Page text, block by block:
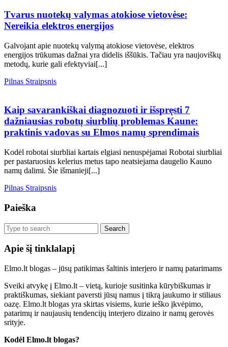
valymas
atokiose
vietovėse:
elektros
energijos
Tvarus nuotekų valymas atokiose vietovėse:
Nereikia elektros energijos
Galvojant apie nuotekų valymą atokiose vietovėse, elektros
energijos trūkumas dažnai yra didelis iššūkis. Tačiau yra naujoviškų
metodų, kurie gali efektyviai[...]
Pilnas StraipsnisPilnas
diagnozuoti
ir
išspręsti
7
robotų
siurblių
problemas
praktinis
su
namų
sprendimais
Kaip savarankiškai diagnozuoti ir išspręsti 7
dažniausias robotų siurblių problemas Kaune:
praktinis vadovas su Elmos namų sprendimais
Kodėl robotai siurbliai kartais elgiasi nenuspėjamai Robotai siurbliai
per pastaruosius kelerius metus tapo neatsiejama daugelio Kauno
namų dalimi. Šie išmanieji[...]
Pilnas StraipsnisPilnas
Paieška
Search
for:
Apie šį tinklalapį
Elmo.lt blogas – jūsų patikimas šaltinis interjero ir namų patarimams
Sveiki atvykę į Elmo.lt – vietą, kurioje susitinka kūrybiškumas ir
praktiškumas, siekiant paversti jūsų namus į tikrą jaukumo ir stiliaus
oazę. Elmo.lt blogas yra skirtas visiems, kurie ieško įkvėpimo,
patarimų ir naujausių tendencijų interjero dizaino ir namų gerovės
srityje.
Kodėl Elmo.lt blogas?